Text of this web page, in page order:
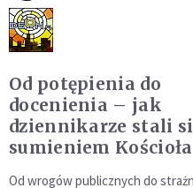
Od potępienia do
docenienia – jak
dziennikarze stali
sumieniem Kościoła
Od wrogów publicznych do